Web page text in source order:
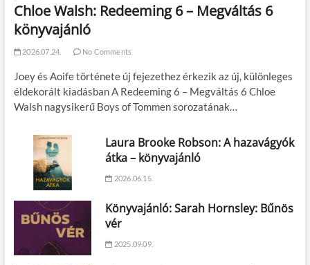
Chloe Walsh: Redeeming 6 – Megváltás 6
könyvajánló
2026.07.24. No Comments
Joey és Aoife története új fejezethez érkezik az új, különleges
éldekorált kiadásban A Redeeming 6 – Megváltás 6 Chloe
Walsh nagysikerű Boys of Tommen sorozatának…
Laura Brooke Robson: A hazavágyók
átka – könyvajánló
2026.06.15.
Könyvajánló: Sarah Hornsley: Bűnös
vér
2025.09.09.